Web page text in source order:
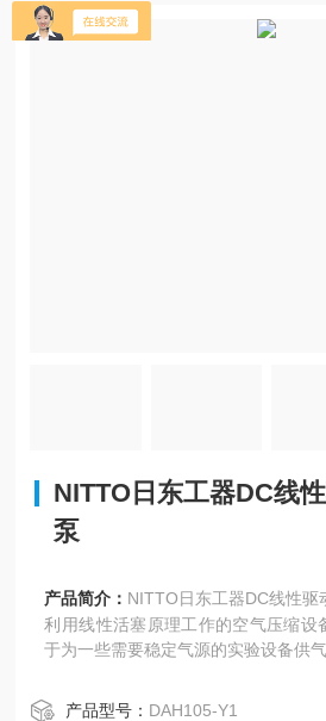
NITTO日东工器DC线
泵
产品简介： NITTO日东工器DC线性驱
利用线性活塞原理工作的空气压缩设
于为一些需要稳定气源的实验设备供气
产品型号： DAH105-Y1